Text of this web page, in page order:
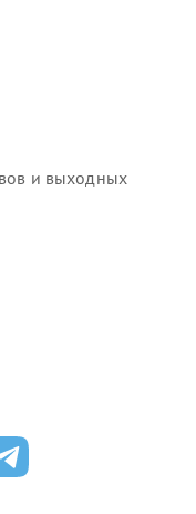
и выходных